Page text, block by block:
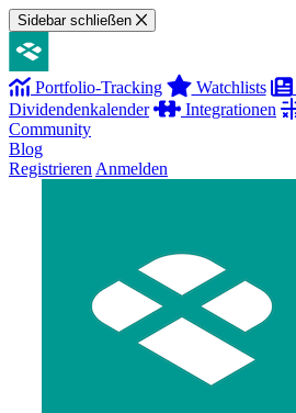
Sidebar schließen
Portfolio-Tracking Watchlists
Dividendenkalender
Integrationen
Community
Blog
Registrieren Anmelden